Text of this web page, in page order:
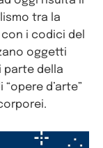
tra la
i codici del
oggetti
parte della
d’arte”